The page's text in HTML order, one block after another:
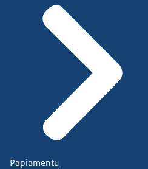
Papiamentu